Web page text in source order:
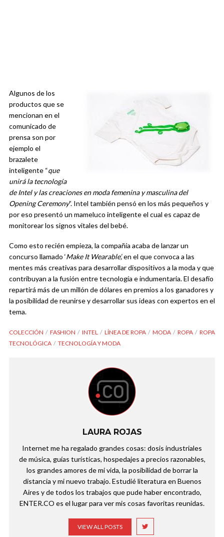
Algunos de los
productos que se
mencionan en el
comunicado de
prensa son por
ejemplo el
brazalete
inteligente “que
unirá la tecnología
de Intel y las creaciones en moda femenina y masculina del
Opening Ceremony”. Intel también pensó en los más pequeños y
por eso presentó un mameluco inteligente el cual es capaz de
monitorear los signos vitales del bebé.
Como esto recién empieza, la compañía acaba de lanzar un
concurso llamado ‘Make It Wearable’,en el que convoca a las
mentes más creativas para desarrollar dispositivos a la moda y que
contribuyan a la fusión entre tecnología e indumentaria. El desafío
repartirá más de un millón de dólares en premios a los ganadores y
la posibilidad de reunirse y desarrollar sus ideas con expertos en el
tema.
COLECCIÓN FASHION INTEL LÍNEA DE ROPA MODA ROPA
ROPA
TECNOLÓGICA
TECNOLOGÍA Y MODA
LAURA ROJAS
Internet me ha regalado grandes cosas: dosis industriales
de música, guías turísticas, hospedajes a precios razonables,
los grandes amores de mi vida, la posibilidad de borrar la
distancia y mi nuevo trabajo. Estudié literatura en Buenos
Aires y de todos los trabajos que pude haber encontrado,
ENTER.CO es el lugar para ver mis cosas favoritas reunidas.
VIEW ALL POSTS